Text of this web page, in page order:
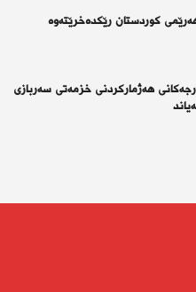
کوردستان رێکدەخرێتەوە
هەژمارکردنی خزمەتی سەربازی